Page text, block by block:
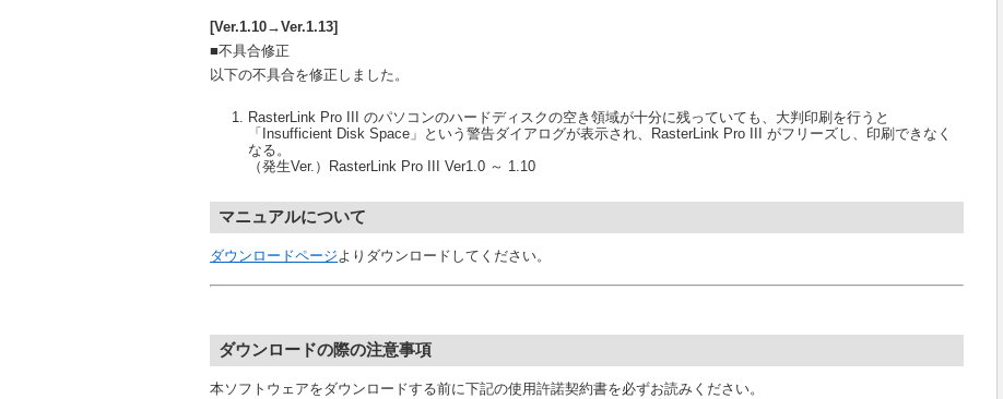
[Ver.1.10→Ver.1.13]
■不具合修正
以下の不具合を修正しました。
RasterLink Pro III のパソコンのハードディスクの空き領域が十分に残っていても、大判印刷を行うと
「Insufficient Disk Space」という警告ダイアログが表示され、RasterLink Pro III がフリーズし、印刷できなく
なる。
（発生Ver.）RasterLink Pro III Ver1.0 ～ 1.10
マニュアルについて
ダウンロードページよりダウンロードしてください。
ダウンロードの際の注意事項
本ソフトウェアをダウンロードする前に下記の使用許諾契約書を必ずお読みください。